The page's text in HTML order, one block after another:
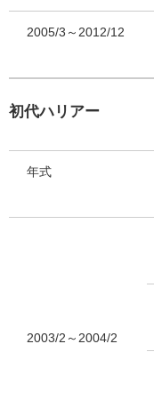
2005/3～2012/12
初代ハリアー
年式
2003/2～2004/2